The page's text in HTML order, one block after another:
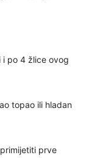
i po 4 žlice ovog
topao ili hladan
prve